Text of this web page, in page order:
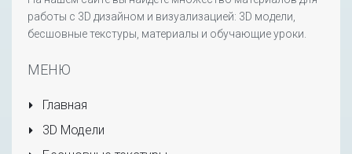
работы с 3D дизайном и визуализацией: 3D модели,
бесшовные текстуры, материалы и обучающие уроки.
МЕНЮ
Главная
3D Модели